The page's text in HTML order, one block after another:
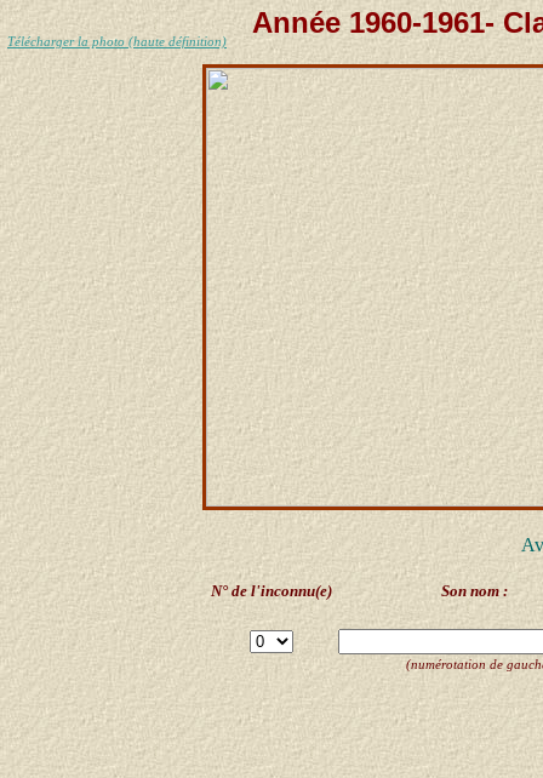
Télécharger la photo (haute définition)
Année 1960-1961-
N° de l'inconnu(e) Son nom :
(numérotation de